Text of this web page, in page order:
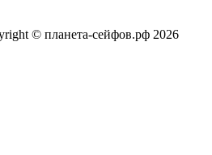
© планета-сейфов.рф 2026